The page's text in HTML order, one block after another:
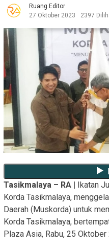
Ruang Editor
27 Oktober 2023
2397
Tasikmalaya – RA |
Ikatan
Korda Tasikmalaya,
Daerah (Muskorda) untuk
Korda Tasikmalaya,
Plaza Asia, Rabu, 25 Oktober